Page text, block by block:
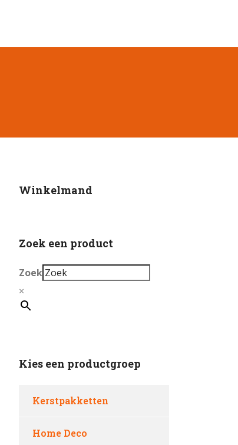
Winkelmand
Zoek een product
Zoek
×
Kies een productgroep
Kerstpakketten
Home Deco